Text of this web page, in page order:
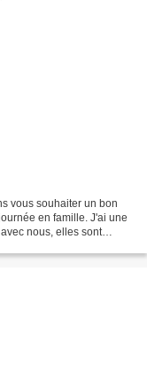
vous souhaiter un bon
en famille. J'ai une
nous, elles sont